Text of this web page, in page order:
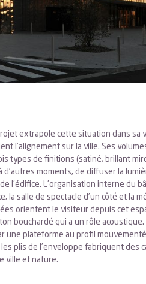
extrapole cette situation dans
l’alignement sur la ville. Ses
types de finitions (satiné, brillant
moments, de diffuser la
L’organisation interne du
salle de spectacle d’un côté et la
orientent le visiteur depuis cet
bouchardé qui a un rôle
plateforme au profil
plis de l’enveloppe fabriquent
ville et nature.